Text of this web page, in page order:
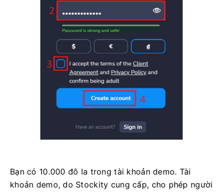
Bạn có 10.000 đô la trong tài khoản demo. Tài
khoản demo, do Stockity cung cấp, cho phép người